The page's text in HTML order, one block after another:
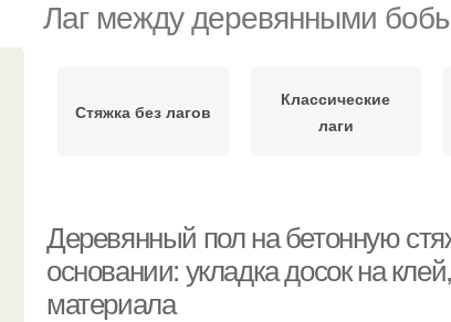
Лаг между деревянными
Стяжка без лагов
Классические
лаги
Деревянный пол на бетонную
основании: укладка досок на
материала